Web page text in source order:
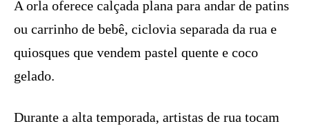
A orla oferece calçada plana para andar de patins
ou carrinho de bebê, ciclovia separada da rua e
quiosques que vendem pastel quente e coco
gelado.
Durante a alta temporada, artistas de rua tocam